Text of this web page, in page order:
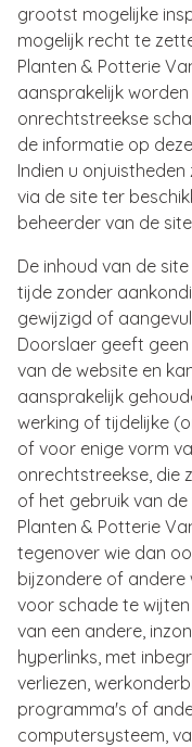
grootst mogelijke
mogelijk recht te
Planten & Potterie
aansprakelijk
onrechtstreekse
de informatie op
Indien u
via de site ter
beheerder van de
De inhoud van de
tijde zonder
gewijzigd of
Doorslaer geeft
van de website en
aansprakelijk
werking of tijdelijke
of voor enige vorm
onrechtstreekse, die
of het gebruik van de
Planten & Potterie
tegenover wie dan
bijzondere of andere
voor schade te
van een andere,
hyperlinks, met
verliezen,
programma's of
computersysteem,